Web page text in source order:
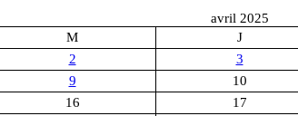
avril 2025
M J
2 3
9 10
16 17